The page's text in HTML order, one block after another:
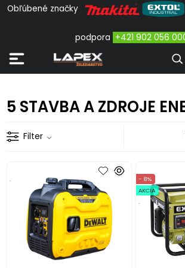
Obľúbené značky
podpora +421 902 056
5 STAVBA A ZDROJE
Filter
.
- 8%
AKCIA
.